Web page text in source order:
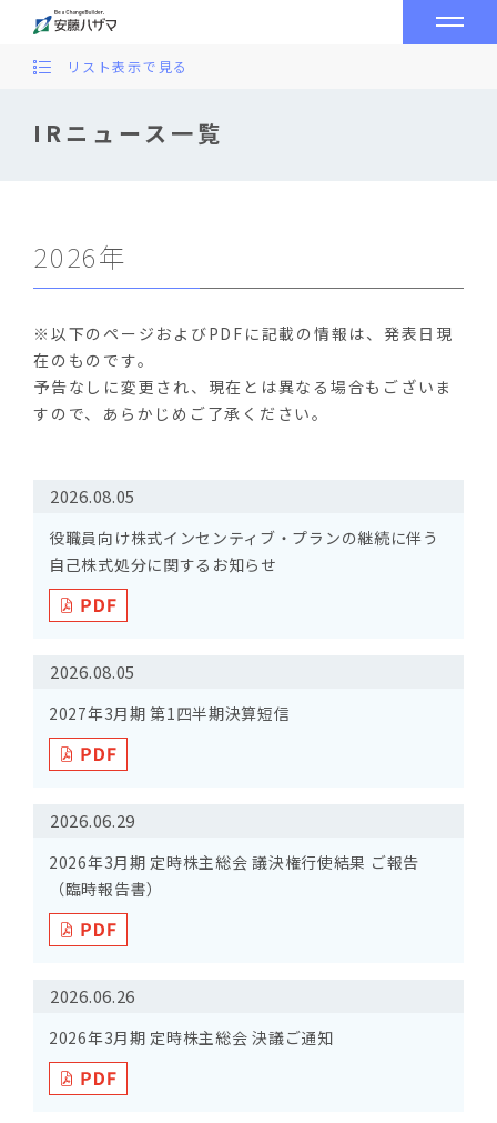
IRニュース一覧
リスト表示で見る
2026年
※以下のページおよびPDFに記載の情報は、発表日現
在のものです。
予告なしに変更され、現在とは異なる場合もございま
すので、あらかじめご了承ください。
2026.08.05
役職員向け株式インセンティブ・プランの継続に伴う
自己株式処分に関するお知らせ
2026.08.05
2027年3月期 第1四半期決算短信
2026.06.29
2026年3月期 定時株主総会 議決権行使結果 ご報告
（臨時報告書）
2026.06.26
2026年3月期 定時株主総会 決議ご通知